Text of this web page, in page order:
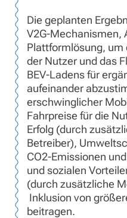
Die geplanten
V2G-Mechanismen,
Plattformlösung,
der Nutzer und das
BEV-Ladens für
aufeinander
erschwinglicher
Fahrpreise für die
Erfolg (durch
Betreiber),
CO2-Emissionen
und sozialen
(durch zusätzliche
Inklusion von
beitragen.